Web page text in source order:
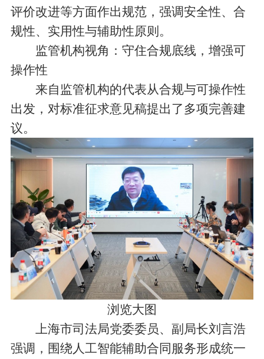
评价改进等方面作出规范，强调安全性、合
规性、实用性与辅助性原则。
监管机构视角：守住合规底线，增强可
操作性
来自监管机构的代表从合规与可操作性
出发，对标准征求意见稿提出了多项完善建
议。
浏览大图
上海市司法局党委委员、副局长刘言浩
强调，围绕人工智能辅助合同服务形成统一